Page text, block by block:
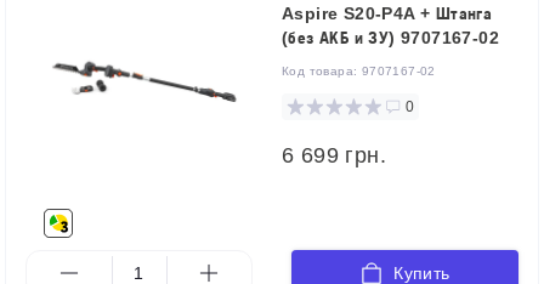
Aspire S20-P4A + Штанга
(без АКБ и ЗУ) 9707167-02
Код товара: 9707167-02
0
6 699 грн.
Купить